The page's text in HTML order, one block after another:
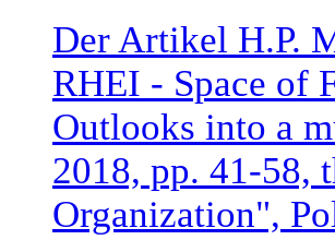
Der Artikel H.P.
RHEI - Space of
Outlooks into a
2018, pp. 41-58,
Organization",